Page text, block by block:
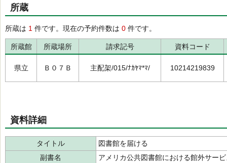
所蔵
所蔵は 1 件です。現在の予約件数は 0 件です。
所蔵館 所蔵場所 請求記号 資料コード
県立 Ｂ０７Ｂ 主配架/015/ﾅｶﾔﾏ*ﾏ/ 10214219839
資料詳細
タイトル
図書館を届ける
副書名
アメリカ公共図書館における館外サー